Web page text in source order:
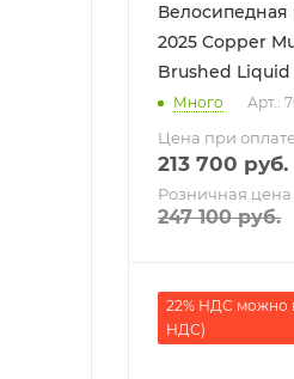
2025 Copper
Brushed Liquid
Много Арт.:
Цена при
213 700 руб.
Розничная цена
247 100руб.
22% НДС можно
НДС)